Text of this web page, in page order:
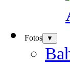
Fotos ▼